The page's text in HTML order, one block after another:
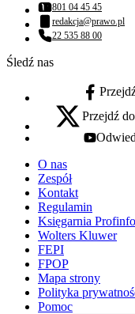
Numer telefonu:
801 04 45 45
Adres email:
redakcja@prawo.pl
Numer telefonu:
22 535 88 00
Śledź nas
facebook -
x - otwiera się w
Przejdź
youtube -
O nas
Zespół
Kontakt
Regulamin
Księgarnia
Wolters Kluwer
FEPI
FPOP
Mapa strony
Polityka
Pomoc